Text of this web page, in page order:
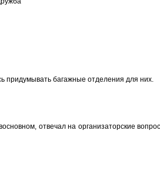
придумывать багажные отделения для них.
отвечал на организаторские